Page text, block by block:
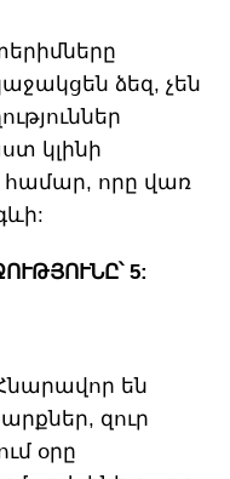
ձեզ, չեն
կլինի
համար, որը վառ
5:
են
զուր
օրը